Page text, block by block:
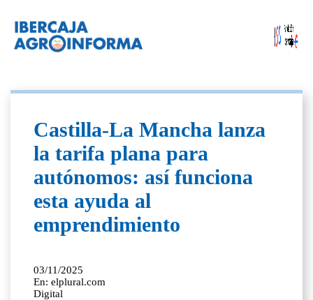
Castilla-La Mancha lanza
la tarifa plana para
autónomos: así funciona
esta ayuda al
emprendimiento
03/11/2025
En: elplural.com
Digital